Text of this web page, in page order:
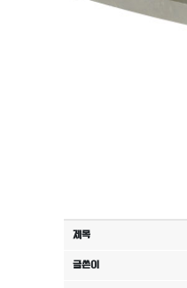
제목
글쓴이